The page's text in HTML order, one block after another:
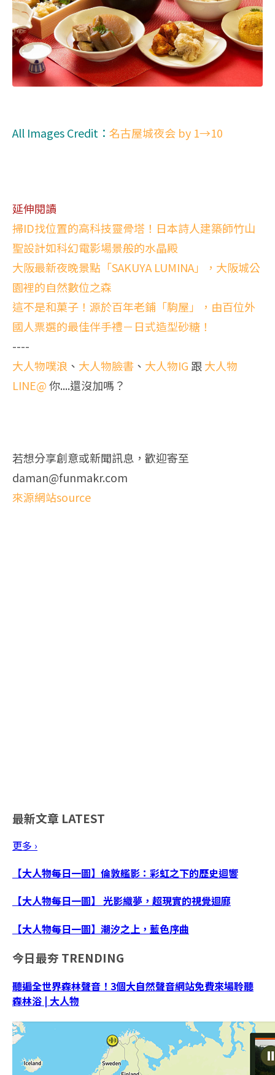
All Images Credit： 名古屋城夜会 by 1→10
延伸閱讀
掃ID找位置的高科技靈骨塔！日本詩人建築師竹山
聖設計如科幻電影場景般的水晶殿
大阪最新夜晚景點「SAKUYA LUMINA」，大阪城公
園裡的自然數位之森
這不是和菓子！源於百年老鋪「駒屋」，由百位外
國人票選的最佳伴手禮－日式造型砂糖！
----
大人物噗浪 、 大人物臉書 、 大人物IG 跟大人物
LINE@你....還沒加嗎？
若想分享創意或新聞訊息，歡迎寄至
daman@funmakr.com
來源網站source
最新文章 LATEST
更多 ›
【大人物每日一圖】倫敦艦影：彩虹之下的歷史迴響
【大人物每日一圖】 光影織夢，超現實的視覺迴廊
【大人物每日一圖】潮汐之上，藍色序曲
今日最夯 TRENDING
聽遍全世界森林聲音！3個大自然聲音網站免費來場聆聽
森林浴 | 大人物